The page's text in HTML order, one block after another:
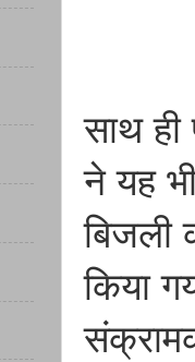
साथ ही
ने यह
बिजली
किया